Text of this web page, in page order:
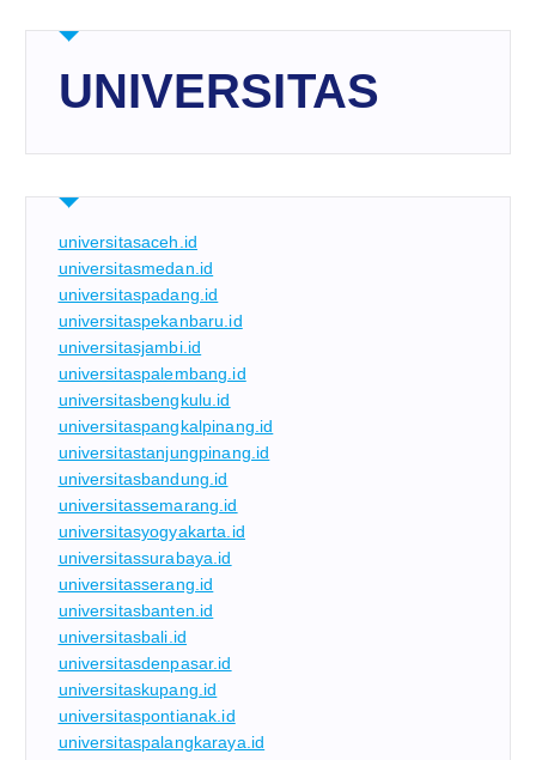
UNIVERSITAS
universitasaceh.id
universitasmedan.id
universitaspadang.id
universitaspekanbaru.id
universitasjambi.id
universitaspalembang.id
universitasbengkulu.id
universitaspangkalpinang.id
universitastanjungpinang.id
universitasbandung.id
universitassemarang.id
universitasyogyakarta.id
universitassurabaya.id
universitasserang.id
universitasbanten.id
universitasbali.id
universitasdenpasar.id
universitaskupang.id
universitaspontianak.id
universitaspalangkaraya.id